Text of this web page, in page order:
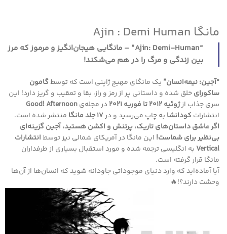
مانگا Ajin : Demi Human
“Ajin: Demi-Human” – مانگایی هیجان‌انگیز و مرموز که مرز
بین زندگی و مرگ را در هم می‌شکند!
“آجین: نیمه‌انسان” یک مانگای مهیج ژاپنی است که توسطگامون
ساکورایخلق شده و داستانی پر از رمز و راز، بقا و تعقیب و گریز دارد! این
سری جذاب ازژوئیه ۲۰۱۲ تا فوریه ۲۰۲۱ در مجله‌یGood! Afternoon
انتشاراتکودانشا به چاپ می‌رسید و در۱۷ جلد مانگا
منتشر شده است.
اگر عاشق داستان‌های تاریک، پرتنش و اکشن هستید، آجین گزینه‌ای
بی‌نظیر برای شماست! این مانگا در آمریکای شمالی نیز توسطانتشارات
Vertical به انگلیسی ترجمه شده و مورد استقبال بسیاری از طرفداران
مانگا قرار گرفته است.
آیا آماده‌اید که وارد دنیای موجوداتی جاودانه شوید که انسان‌ها از آن‌ها
وحشت دارند؟!🔥